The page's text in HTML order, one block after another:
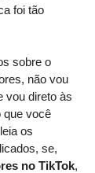
foi tão
sobre o
não vou
vou direto às
que você
os
se,
no TikTok,